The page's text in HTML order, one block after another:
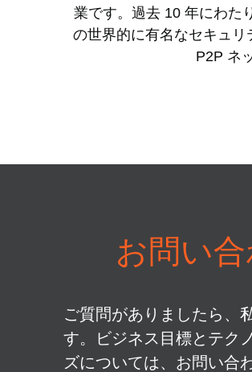
業です。過去 10 年にわた
の世界的に有名なセキュ
P2P ネ
お問い
ご質問がありましたら、
す。ビジネス目標とテク
ズについては、お問い合